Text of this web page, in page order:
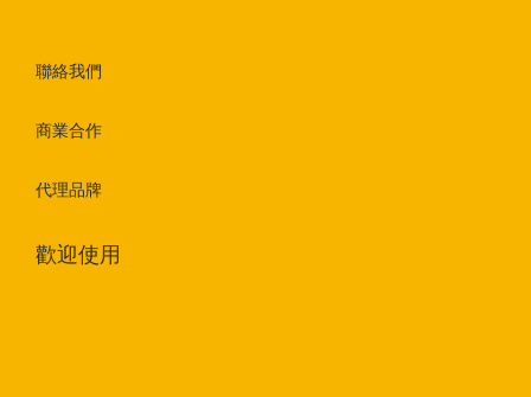
聯絡我們
商業合作
代理品牌
歡迎使用